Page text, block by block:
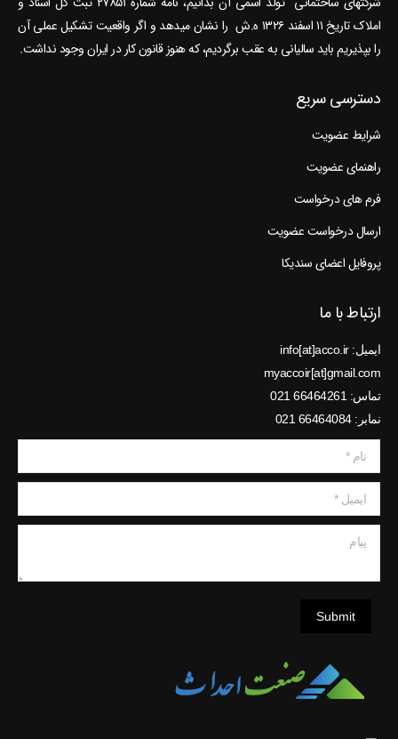
املاک تاریخ ۱۱ اسفند ۱۳۲۶ ه.ش را نشان می‎دهد و اگر واقعیت تشکیل عملی آن
را بپذیریم باید سالیانی به عقب برگردیم، که هنوز قانون کار در ایران وجود نداشت.
myaccoir[at]gmail.com
تماس: 66464261 021
نمابر: 66464084 021
نام *
ایمیل *
پیام